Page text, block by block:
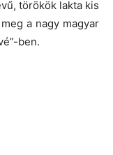
törökök lakta kis
a nagy magyar
ben.